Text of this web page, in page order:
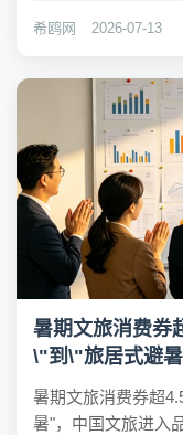
19.5%、25.8%和
希鸥网 2026-07-13
暑期文旅消费券
\"到\"旅居式避
暑期文旅消费券超
暑"，中国文旅进入品质消费时代 7